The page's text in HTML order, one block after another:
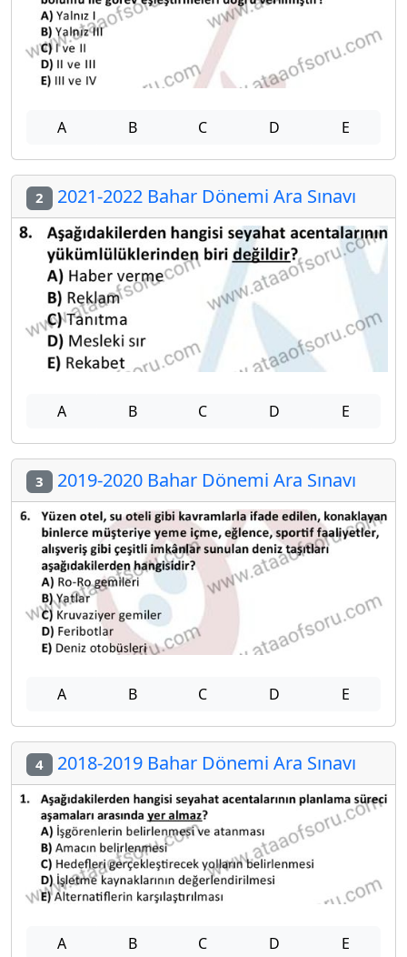
A B C D E
2 2021-2022 Bahar Dönemi Ara Sınavı
A B C D E
3 2019-2020 Bahar Dönemi Ara Sınavı
A B C D E
4 2018-2019 Bahar Dönemi Ara Sınavı
A B C D E